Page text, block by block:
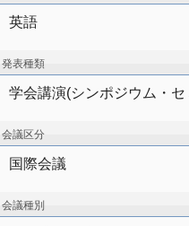
英語
発表種類
学会講演(シンポジウム・
会議区分
国際会議
会議種別